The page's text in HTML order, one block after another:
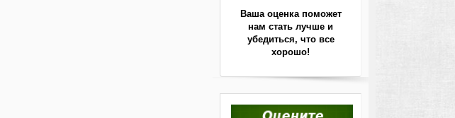
Ваша оценка поможет
нам стать лучше и
убедиться, что все
хорошо!